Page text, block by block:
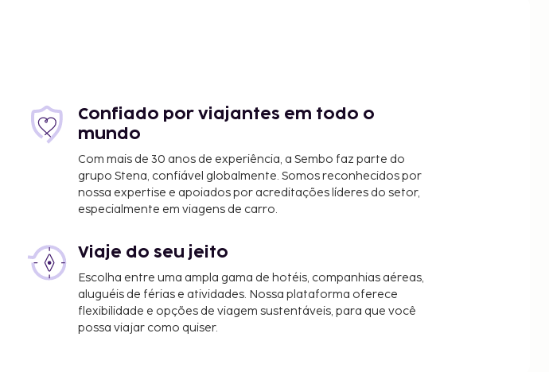
Confiado por viajantes em todo o
mundo
Com mais de 30 anos de experiência, a Sembo faz parte do
grupo Stena, confiável globalmente. Somos reconhecidos por
nossa expertise e apoiados por acreditações líderes do setor,
especialmente em viagens de carro.
Viaje do seu jeito
Escolha entre uma ampla gama de hotéis, companhias aéreas,
aluguéis de férias e atividades. Nossa plataforma oferece
flexibilidade e opções de viagem sustentáveis, para que você
possa viajar como quiser.